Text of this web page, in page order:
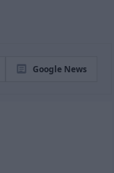
Google News